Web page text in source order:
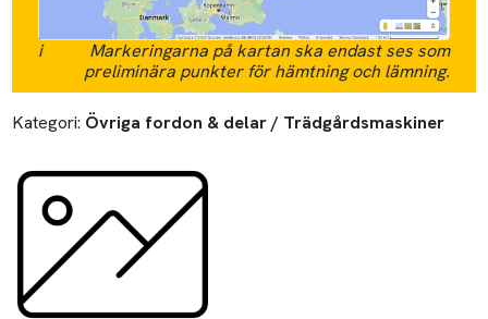
i
Markeringarna på kartan ska endast ses som
preliminära punkter för hämtning och lämning.
Kategori: Övriga fordon & delar / Trädgårdsmaskiner